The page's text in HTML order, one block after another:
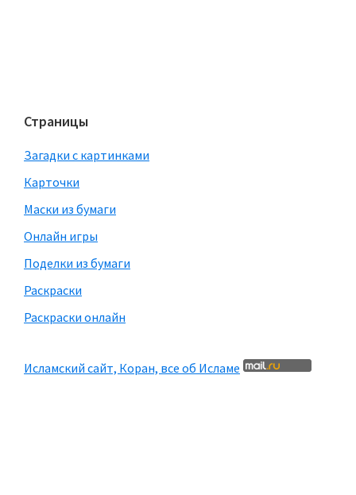
Страницы
Загадки с картинками
Карточки
Маски из бумаги
Онлайн игры
Поделки из бумаги
Раскраски
Раскраски онлайн
Исламский сайт, Коран, все об Исламе